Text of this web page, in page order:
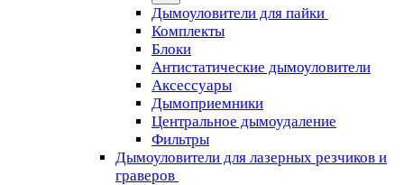
Дымоуловители для пайки
Комплекты
Блоки
Антистатические дымоуловители
Аксессуары
Дымоприемники
Центральное дымоудаление
Фильтры
Дымоуловители для лазерных резчиков и
граверов